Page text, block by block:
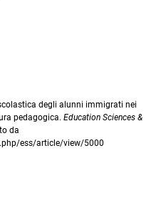
degli alunni immigrati nei
pedagogica. Education Sciences &
da
ess/article/view/5000